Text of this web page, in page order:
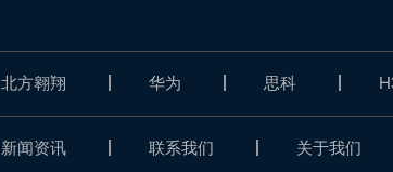
北方翱翔 华为 思科
新闻资讯 联系我们 关于我们